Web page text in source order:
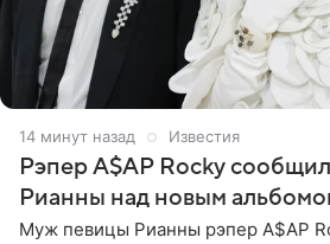
14 минут назад Известия
Рэпер A$AP Rocky
Рианны над новым
Муж певицы Рианны рэпер A$AP